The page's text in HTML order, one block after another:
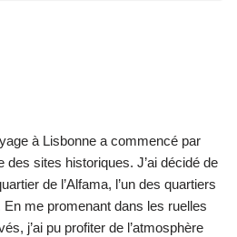
à Lisbonne a commencé par
des sites historiques. J’ai décidé de
de l’Alfama, l’un des quartiers
me promenant dans les ruelles
j’ai pu profiter de l’atmosphère